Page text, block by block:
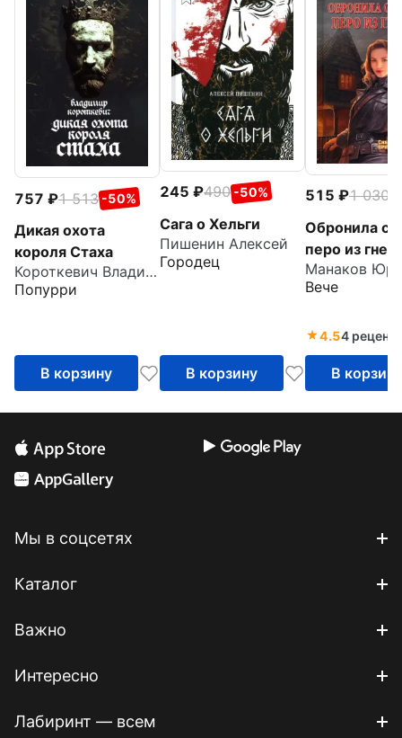
757 1 513 -50%
Дикая охота
короля Стаха
Короткевич Владимир Семенович
Попурри
В корзину
245 490 -50%
Сага о Хельги
Пишенин Алексей
Городец
В корзину
515 1 030
Обронила
перо из
Вече
4.54
В корзину
Мы в соцсетях
Каталог
Важно
Интересно
Лабиринт — всем